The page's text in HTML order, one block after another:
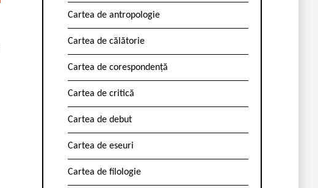
Cartea de antropologie
Cartea de călătorie
Cartea de corespondență
Cartea de critică
Cartea de debut
Cartea de eseuri
Cartea de filologie